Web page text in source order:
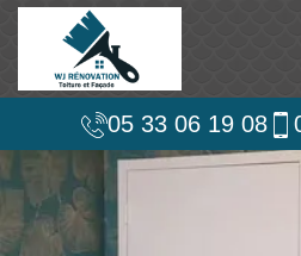
05 33 06 19 08